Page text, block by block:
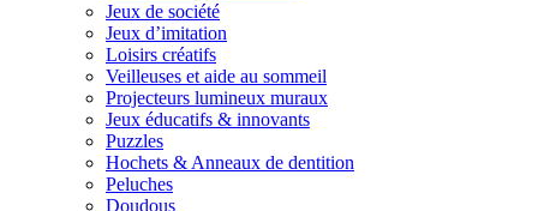
Jeux de société
Jeux d’imitation
Loisirs créatifs
Veilleuses et aide au sommeil
Projecteurs lumineux muraux
Jeux éducatifs & innovants
Puzzles
Hochets & Anneaux de dentition
Peluches
Doudous